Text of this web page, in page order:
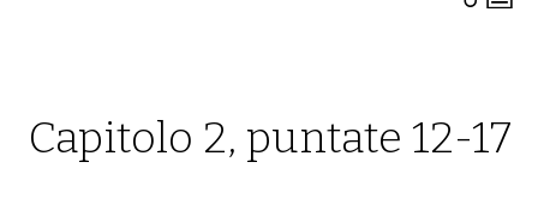
Capitolo 2, puntate 12-17